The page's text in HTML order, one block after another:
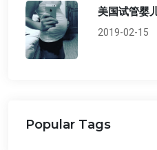
美国试管婴
2019-02-15
Popular Tags